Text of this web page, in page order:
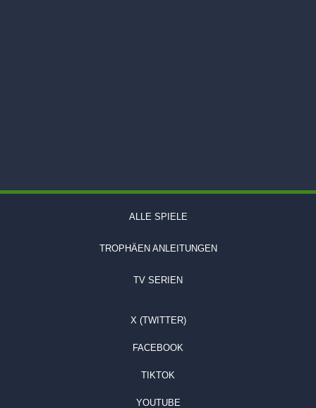
ALLE SPIELE
TROPHÄEN ANLEITUNGEN
TV SERIEN
X (TWITTER)
FACEBOOK
TIKTOK
YOUTUBE